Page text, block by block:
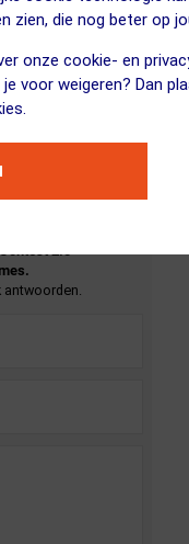
zien, die nog beter op
onze cookie- en
voor weigeren? Dan
impact op het milieu